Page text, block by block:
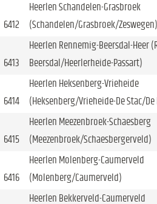
6412
Heerlen Schandelen-Grasbroek
(Schandelen/Grasbroek/Zeswegen)
6413
Heerlen Rennemig-Beersdal-Heer
Beersdal/Heerlerheide-Passart)
6414
Heerlen Heksenberg-Vrieheide
(Heksenberg/Vrieheide-De Stac/De
6415
Heerlen Meezenbroek-Schaesberg
(Meezenbroek/Schaesbergerveld)
6416
Heerlen Molenberg-Caumerveld
(Molenberg/Caumerveld)
Heerlen Bekkerveld-Caumerveld